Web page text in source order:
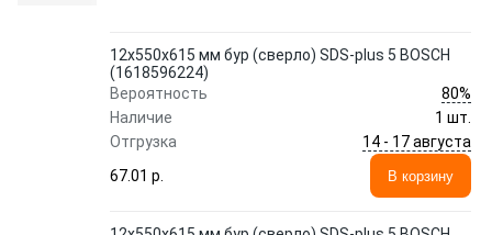
12х550х615 мм бур (сверло) SDS-plus 5 BOSCH
(1618596224)
Вероятность
80%
Наличие
1 шт.
Отгрузка
14 - 17 августа
67.01 p.
В корзину